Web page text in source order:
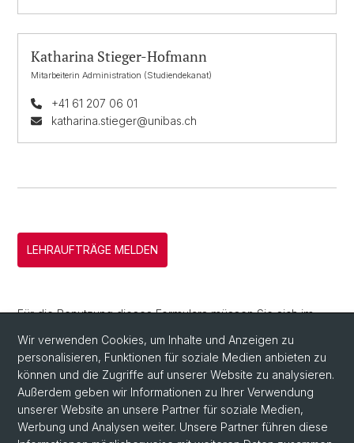
Katharina Stieger-Hofmann
Mitarbeiterin Administration (Studiendekanat)
+41 61 207 06 01
katharina.stieger@unibas.ch
LEHRAUFTRÄGE MELDEN
Für die Benutzung dieses Formulars müssen Sie sich im
Wir verwenden Cookies, um Inhalte und Anzeigen zu
personalisieren, Funktionen für soziale Medien anbieten zu
können und die Zugriffe auf unserer Website zu analysieren.
Außerdem geben wir Informationen zu Ihrer Verwendung
unserer Website an unsere Partner für soziale Medien,
Werbung und Analysen weiter. Unsere Partner führen diese